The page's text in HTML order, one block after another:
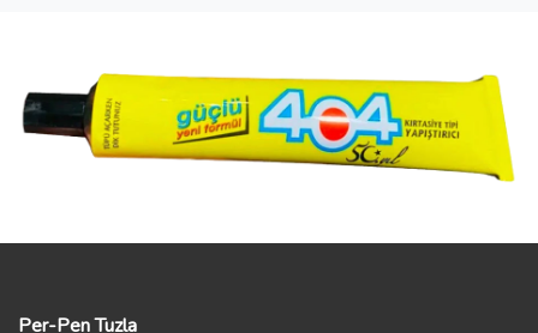
Per-Pen Tuzla